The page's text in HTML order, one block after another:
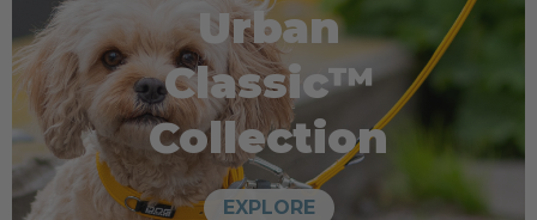
Urban
Classic™
Collection
EXPLORE